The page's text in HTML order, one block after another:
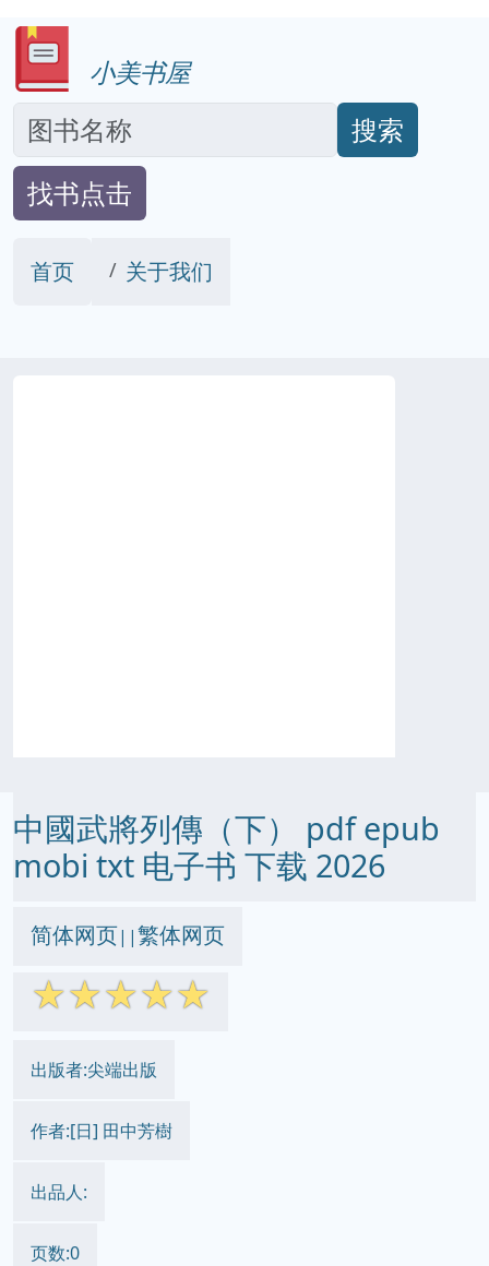
小美书屋
搜索
找书点击
首页 关于我们
中國武將列傳（下） pdf epub
mobi txt 电子书 下载 2026
简体网页||繁体网页
☆☆☆☆☆
出版者:尖端出版
作者:[日] 田中芳樹
出品人:
页数:0